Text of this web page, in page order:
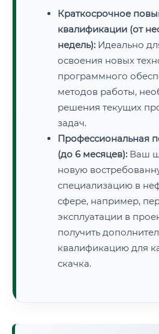
Краткосрочное
квалификации (от
недель): Идеально
освоения новых
программного
методов работы,
решения текущих
задач.
Профессиональная
(до 6 месяцев): Ваш
новую
специализацию в
сфере, например,
эксплуатации в
получить
квалификацию для
скачка.